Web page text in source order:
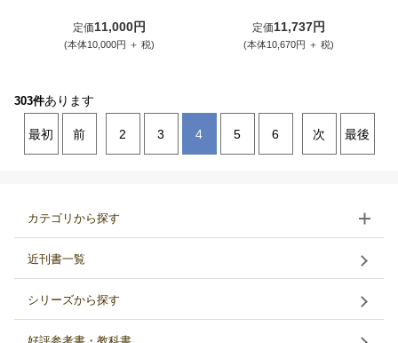
定価11,000円
(本体10,000円 ＋ 税)
定価11,737円
(本体10,670円 ＋ 税)
303件あります
最初 前 2 3 4 5 6 次 最後
カテゴリから探す
近刊書一覧
シリーズから探す